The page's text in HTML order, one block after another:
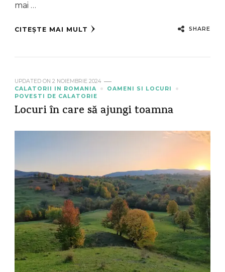
mai …
CITEȘTE MAI MULT SHARE
UPDATED ON 2 NOIEMBRIE 2024
CALATORII IN ROMANIA
OAMENI SI LOCURI
POVESTI DE CALATORIE
Locuri în care să ajungi toamna